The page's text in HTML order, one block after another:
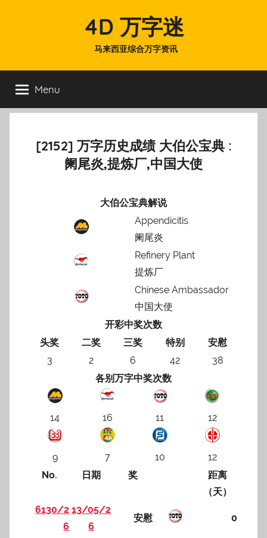
4D 万字迷
马来西亚综合万字资讯
Menu
[2152] 万字历史成绩 大伯公宝典 :
阑尾炎,提炼厂,中国大使
大伯公宝典解说
Appendicitis
阑尾炎
Refinery Plant
提炼厂
Chinese Ambassador
中国大使
开彩中奖次数
头奖
二奖 三奖 特别
安慰
3
2 6 42
38
各别万字中奖次数
14 16 11 12
9 7 10
12
No.
日期 奖
距离
（天）
6130/2
6
13/05/2
6
安慰 0